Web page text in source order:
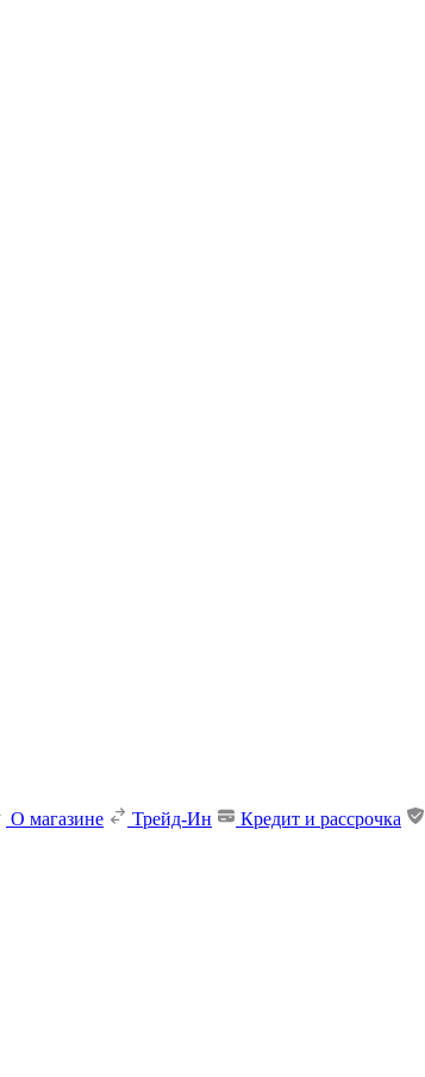
О магазине Трейд-Ин Кредит и рассрочка